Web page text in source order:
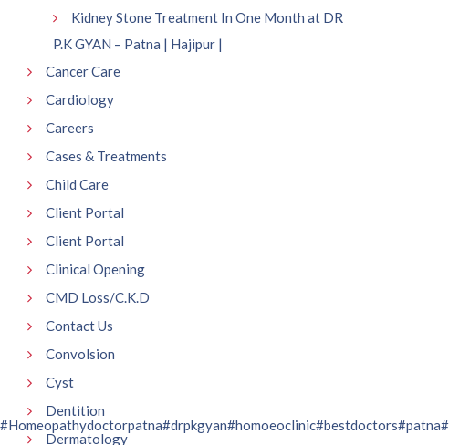
#Homeopathydoctorpatna#drpkgyan#homoeoclinic#bestdoctors#patna
Kidney Stone Treatment In One Month at DR
P.K GYAN – Patna | Hajipur |
Cancer Care
Cardiology
Careers
Cases & Treatments
Child Care
Client Portal
Client Portal
Clinical Opening
CMD Loss/C.K.D
Contact Us
Convolsion
Cyst
Dentition
Dermatology